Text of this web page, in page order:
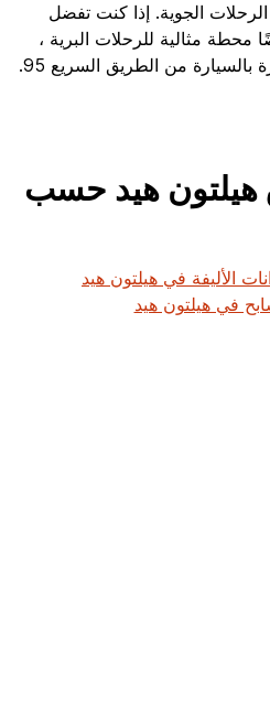
الجوية. إذا كنت تفضل
محطة مثالية للرحلات البرية ،
من الطريق السريع 95.
هيلتون هيد حسب
الأليفة في هيلتون هيد
في هيلتون هيد